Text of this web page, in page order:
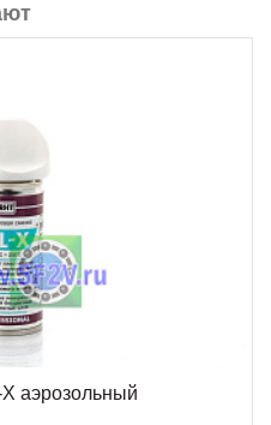
аэрозольный